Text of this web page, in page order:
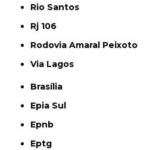
Rio Santos
Rj 106
Rodovia Amaral Peixoto
Via Lagos
Brasília
Epia Sul
Epnb
Eptg